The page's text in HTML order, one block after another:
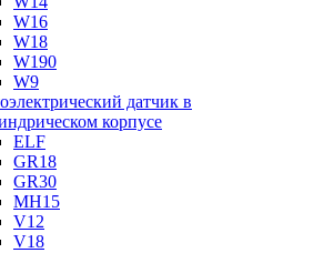
W16
W18
W190
W9
датчик в
корпусе
ELF
GR18
GR30
MH15
V12
V18